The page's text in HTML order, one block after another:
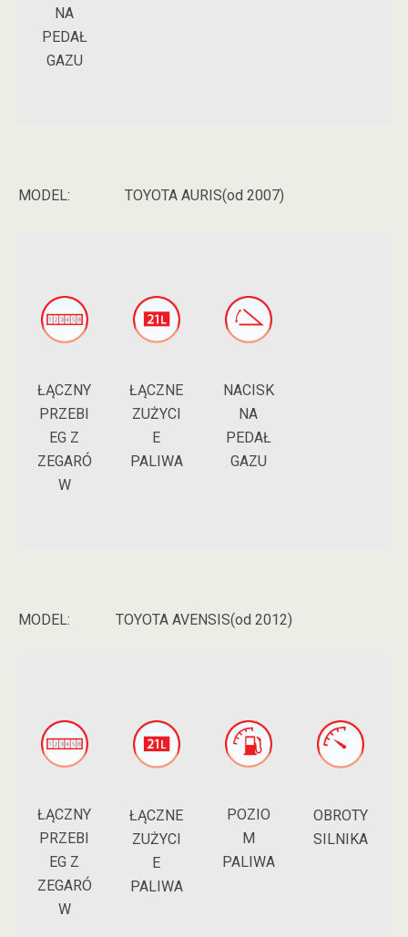
NA
PEDAŁ
GAZU
MODEL: TOYOTA AURIS(od 2007)
ŁĄCZNY
PRZEBI
EG Z
ZEGARÓ
W
ŁĄCZNE
ZUŻYCI
E
PALIWA
NACISK
NA
PEDAŁ
GAZU
MODEL: TOYOTA AVENSIS(od 2012)
ŁĄCZNY
PRZEBI
EG Z
ZEGARÓ
W
ŁĄCZNE
ZUŻYCI
E
PALIWA
POZIO
M
PALIWA
OBROTY
SILNIKA